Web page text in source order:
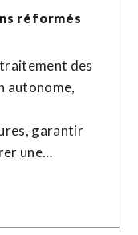
réformés
traitement des
autonome,
garantir
une…